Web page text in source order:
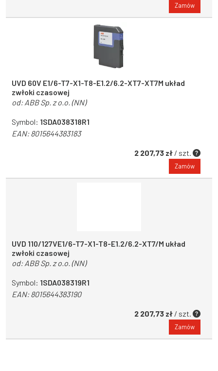
Zamów
UVD 60V E1/6-T7-X1-T8-E1.2/6.2-XT7-XT7M układ
zwłoki czasowej
od: ABB Sp. z o.o. (NN)
Symbol: 1SDA038318R1
EAN:8015644383183
2 207,73 zł / szt.
Zamów
UVD 110/127VE1/6-T7-X1-T8-E1.2/6.2-XT7/M układ
zwłoki czasowej
od: ABB Sp. z o.o. (NN)
Symbol: 1SDA038319R1
EAN:8015644383190
2 207,73 zł / szt.
Zamów